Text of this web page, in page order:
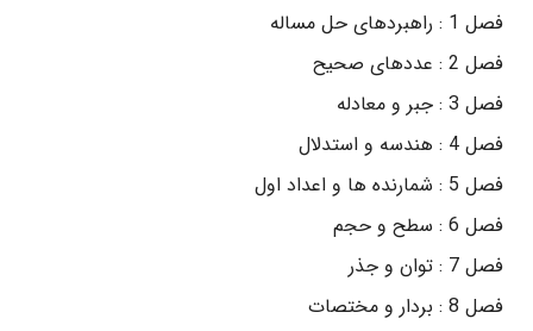
فصل 1 : راهبردهای حل مساله
فصل 2 : عددهای صحیح
فصل 3 : جبر و معادله
فصل 4 : هندسه و استدلال
فصل 5 : شمارنده ها و اعداد اول
فصل 6 : سطح و حجم
فصل 7 : توان و جذر
فصل 8 : بردار و مختصات